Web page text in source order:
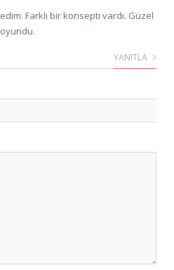
Farklı bir konsepti vardı. Güzel
YANITLA